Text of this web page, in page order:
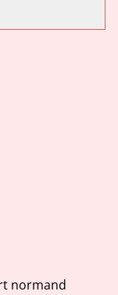
normand